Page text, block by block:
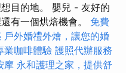
目的地。 嬰兒 - 友好的
有一個烘焙機會。 免費
戶外婚禮外燴，讓您的婚
業咖啡體驗 護照代辦服務
摩 永和護理之家，提供舒